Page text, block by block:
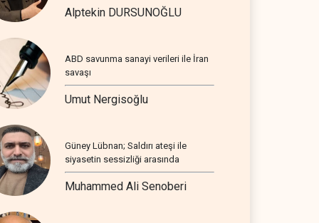
Alptekin DURSUNOĞLU
ABD savunma sanayi verileri ile İran
savaşı
Umut Nergisoğlu
Güney Lübnan; Saldırı ateşi ile
siyasetin sessizliği arasında
Muhammed Ali Senoberi